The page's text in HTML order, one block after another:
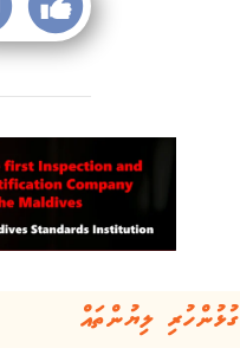
ގުޅުންހުރި ލިޔުންތައް